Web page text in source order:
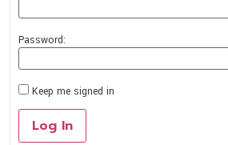
Password:
Keep me signed in
Log In